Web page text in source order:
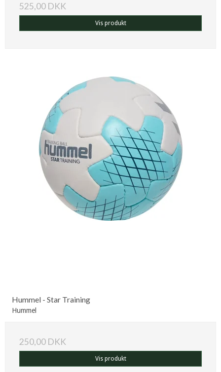
525,00 DKK
Vis produkt
Hummel - Star Training
Hummel
250,00 DKK
Vis produkt